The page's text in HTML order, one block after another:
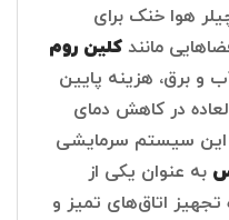
هوا خنک برای
مانند کلین روم
و برق، هزینه پایین
در کاهش دمای
این سیستم سرمایشی
به عنوان یکی از
اتاق‌های تمیز و